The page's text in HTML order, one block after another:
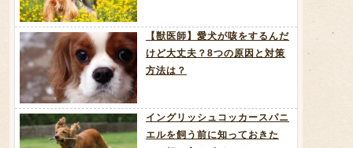
【獣医師】愛犬が咳をするんだ
けど大丈夫？8つの原因と対策
方法は？
イングリッシュコッカースパニ
エルを飼う前に知っておきた